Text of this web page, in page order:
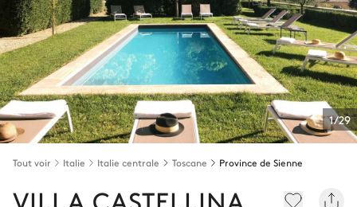
1/29
Tout voir Italie Italie centrale Toscane Province de Sienne